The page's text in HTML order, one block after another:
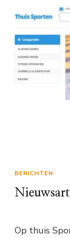
BERICHTEN
Op thuis